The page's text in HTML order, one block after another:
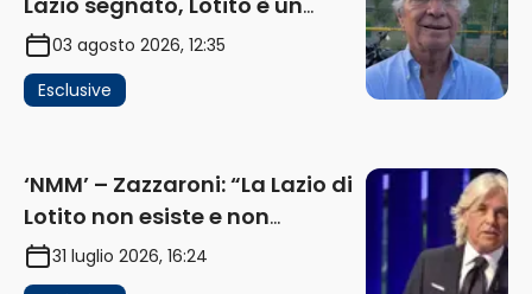
problema, la chiave sono
Flaminio e politica. La protesta
e gli interessi dei fondi”
03 agosto 2026, 12:35
Esclusive
‘NMM’ – Zazzaroni: “La Lazio di
Lotito non esiste e non
funziona più. E’ ora di lasciare,
ma lui non ascolta. Pignataro?
31 luglio 2026, 16:24